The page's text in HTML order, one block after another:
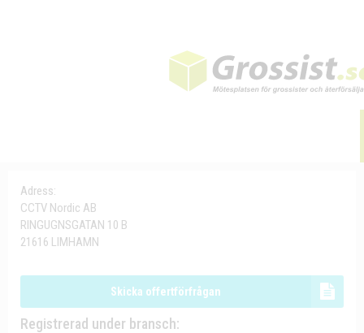
Adress:
CCTV Nordic AB
RINGUGNSGATAN 10 B
21616 LIMHAMN
Skicka offertförfrågan
Registrerad under bransch: